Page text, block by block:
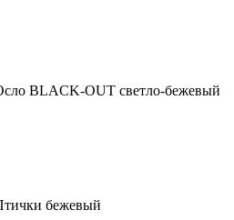
BLACK-OUT светло-бежевый
бежевый